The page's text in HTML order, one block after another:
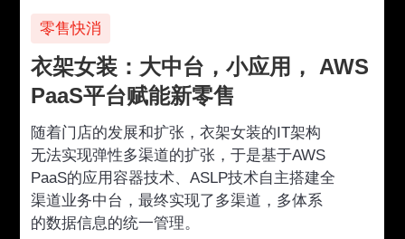
零售快消
衣架女装：大中台，小应用， AWS
PaaS平台赋能新零售
随着门店的发展和扩张，衣架女装的IT架构
无法实现弹性多渠道的扩张，于是基于AWS
PaaS的应用容器技术、ASLP技术自主搭建全
渠道业务中台，最终实现了多渠道，多体系
的数据信息的统一管理。